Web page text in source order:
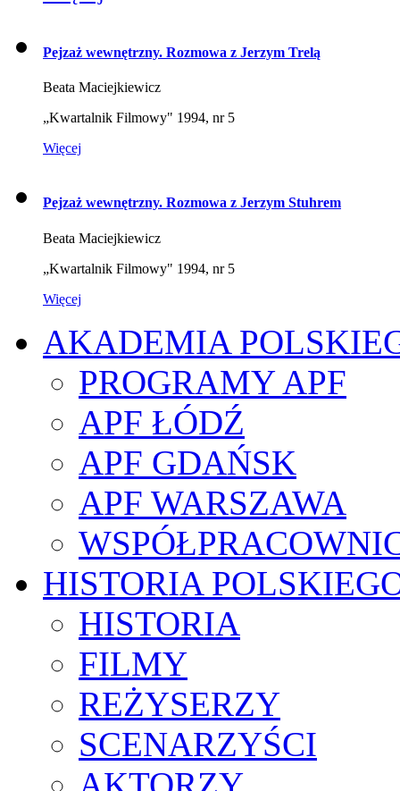
Pejzaż wewnętrzny. Rozmowa z Jerzym Trelą
Beata Maciejkiewicz
„Kwartalnik Filmowy" 1994, nr 5
Więcej
Pejzaż wewnętrzny. Rozmowa z Jerzym Stuhrem
Beata Maciejkiewicz
„Kwartalnik Filmowy" 1994, nr 5
Więcej
AKADEMIA
PROGRAMY APF
APF ŁÓDŹ
APF GDAŃSK
APF WARSZAWA
HISTORIA
HISTORIA
FILMY
REŻYSERZY
SCENARZYŚCI